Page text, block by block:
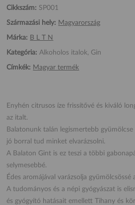
Cikkszám: SP001
Származási hely: Magyarország
Márka: B L T N
Kategória: Alkoholos italok, Gin
Címkék: Magyar termék
Enyhén citrusos íze frissítővé és kiváló
az italt.
Balatonunk talán legismertebb
jó borral tud minket elvarázsolni.
A Balaton Gint is ez teszi a többi
selymesebbé.
Édes aromájával varázsolja gyümölcsössé
A tudományos és a népi gyógyászat is
és gyógyító hatásait emellett Tihany és